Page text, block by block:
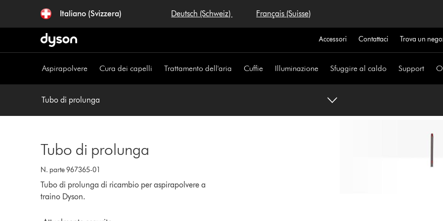
navigazione
Italiano (Svizzera) Deutsch (Schweiz) Français (Suisse)
Accessori Contattaci Trova un
Aspirapolvere Cura dei capelli Trattamento dell'aria Cuffie Illuminazione Sfuggire al caldo Support
Tubo di prolunga
Tubo di prolunga
N. parte 967365-01
Tubo di prolunga di ricambio per aspirapolvere a
traino Dyson.